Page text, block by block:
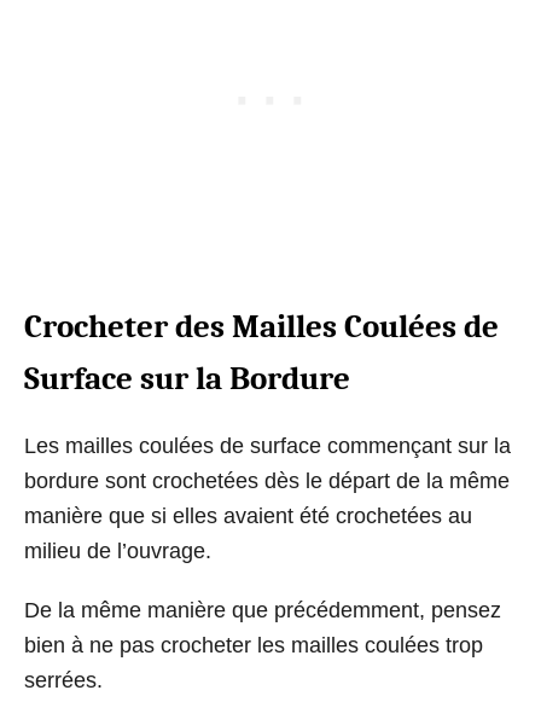
Crocheter des Mailles Coulées de
Surface sur la Bordure
Les mailles coulées de surface commençant sur la
bordure sont crochetées dès le départ de la même
manière que si elles avaient été crochetées au
milieu de l’ouvrage.
De la même manière que précédemment, pensez
bien à ne pas crocheter les mailles coulées trop
serrées.